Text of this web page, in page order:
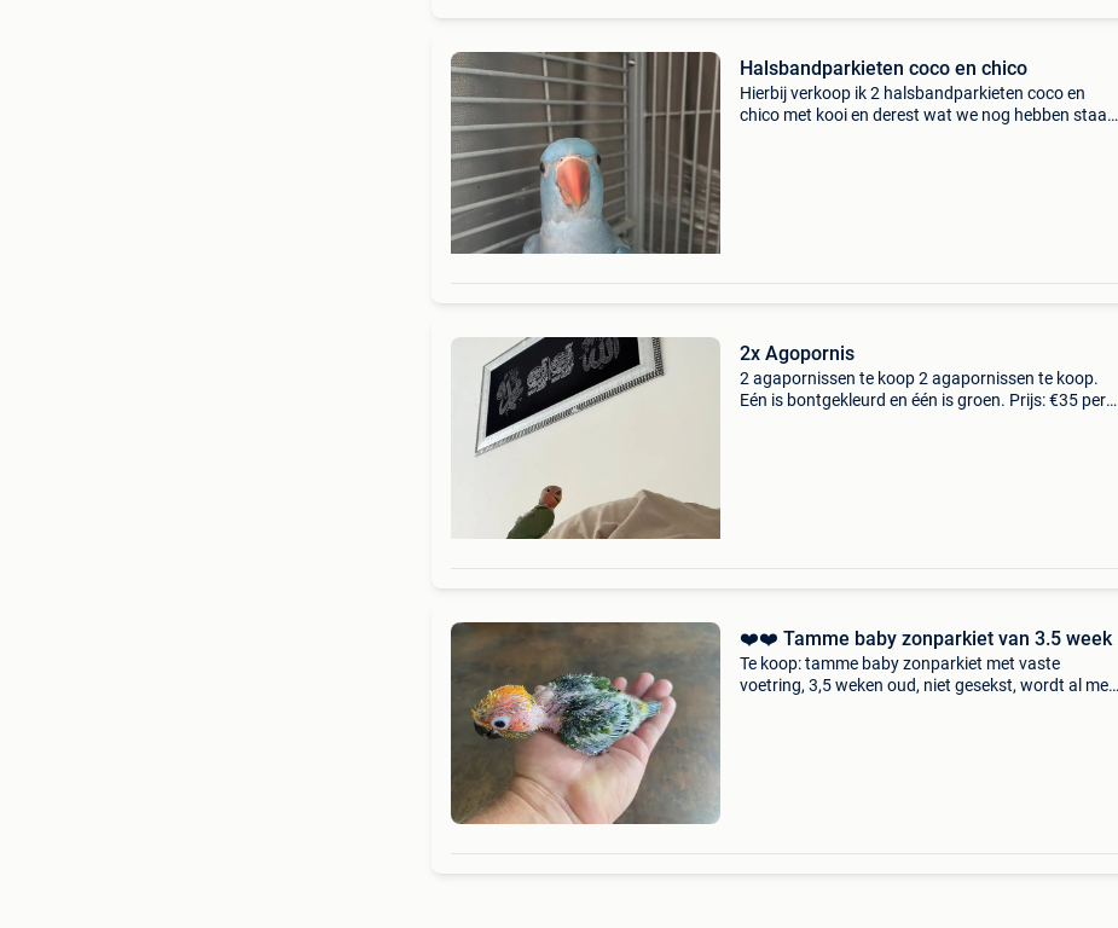
Halsbandparkieten coco en chico
Hierbij verkoop ik 2 halsbandparkieten coco en
chico met kooi en derest wat we nog hebben staan
2x Agopornis
2 agapornissen te koop 2 agapornissen te koop.
Eén is bontgekleurd en één is groen. Prijs: €35 per
️️❤️❤️ Tamme baby zonparkiet van 3.5 week
Te koop: tamme baby zonparkiet met vaste
voetring, 3,5 weken oud, niet gesekst, wordt al met